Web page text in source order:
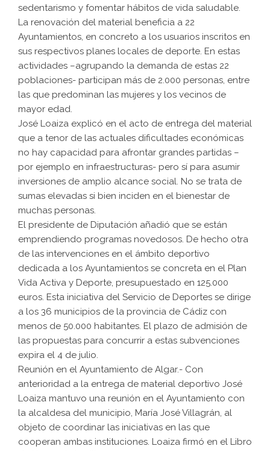
sedentarismo y fomentar hábitos de vida saludable.
La renovación del material beneficia a 22
Ayuntamientos, en concreto a los usuarios inscritos en
sus respectivos planes locales de deporte. En estas
actividades –agrupando la demanda de estas 22
poblaciones- participan más de 2.000 personas, entre
las que predominan las mujeres y los vecinos de
mayor edad.
José Loaiza explicó en el acto de entrega del material
que a tenor de las actuales dificultades económicas
no hay capacidad para afrontar grandes partidas –
por ejemplo en infraestructuras- pero sí para asumir
inversiones de amplio alcance social. No se trata de
sumas elevadas si bien inciden en el bienestar de
muchas personas.
El presidente de Diputación añadió que se están
emprendiendo programas novedosos. De hecho otra
de las intervenciones en el ámbito deportivo
dedicada a los Ayuntamientos se concreta en el Plan
Vida Activa y Deporte, presupuestado en 125.000
euros. Esta iniciativa del Servicio de Deportes se dirige
a los 36 municipios de la provincia de Cádiz con
menos de 50.000 habitantes. El plazo de admisión de
las propuestas para concurrir a estas subvenciones
expira el 4 de julio.
Reunión en el Ayuntamiento de Algar.- Con
anterioridad a la entrega de material deportivo José
Loaiza mantuvo una reunión en el Ayuntamiento con
la alcaldesa del municipio, María José Villagrán, al
objeto de coordinar las iniciativas en las que
cooperan ambas instituciones. Loaiza firmó en el Libro